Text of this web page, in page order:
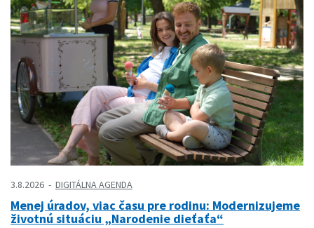
3.8.2026 DIGITÁLNA AGENDA
Menej úradov, viac času pre rodinu: Modernizujeme
životnú situáciu „Narodenie dieťaťa“